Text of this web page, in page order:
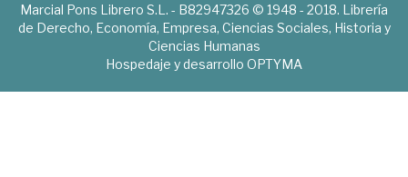
Marcial Pons Librero S.L. - B82947326 © 1948 - 2018. Librería
de Derecho, Economía, Empresa, Ciencias Sociales, Historia y
Ciencias Humanas
Hospedaje y desarrollo OPTYMA